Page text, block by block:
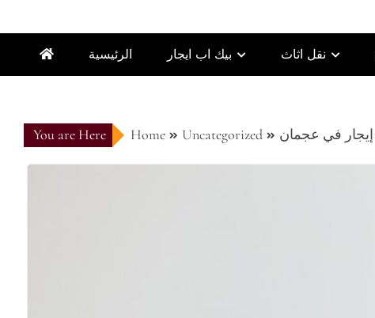
الرئيسية بيك اب ايجار نقل اثاث
You are Here Home Uncategorized في عجمان